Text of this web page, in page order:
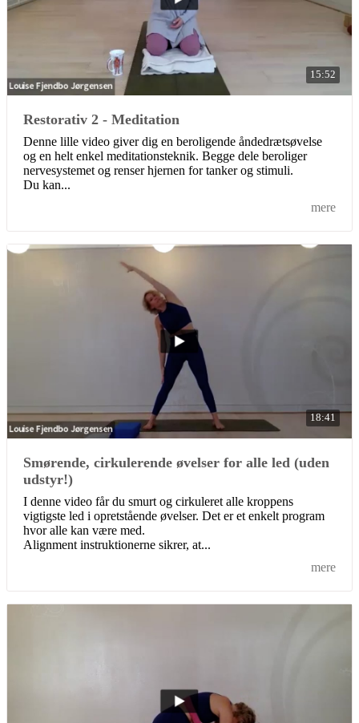
15:52
Restorativ 2 - Meditation
Denne lille video giver dig en beroligende åndedrætsøvelse
og en helt enkel meditationsteknik. Begge dele beroliger
nervesystemet og renser hjernen for tanker og stimuli.
Du kan...
mere
18:41
Smørende, cirkulerende øvelser for alle led (uden
udstyr!)
I denne video får du smurt og cirkuleret alle kroppens
vigtigste led i opretstående øvelser. Det er et enkelt program
hvor alle kan være med.
Alignment instruktionerne sikrer, at...
mere